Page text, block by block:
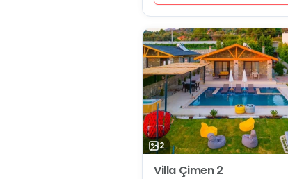
2
Villa Çimen 2